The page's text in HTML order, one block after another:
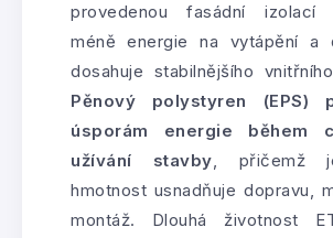
provedenou fasádní izolací
méně energie na vytápění a
dosahuje stabilnějšího
Pěnový polystyren (EPS)
úsporám energie během
užívání stavby, přičemž
hmotnost usnadňuje dopravu,
montáž. Dlouhá životnost